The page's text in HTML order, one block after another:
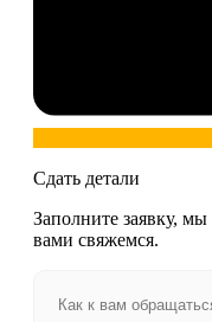
Сдать детали
Заполните заявку,
вами свяжемся.